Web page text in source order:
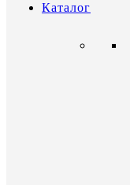
Каталог